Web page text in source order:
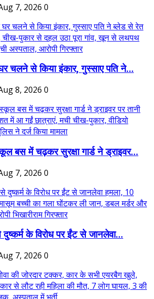
7, 2026 0
चलने से किया इंकार, गुस्साए पति ने...
8, 2026 0
बस में चढ़कर सुरक्षा गार्ड ने ड्राइवर...
7, 2026 0
दुष्कर्म के विरोध पर ईंट से जानलेवा...
7, 2026 0